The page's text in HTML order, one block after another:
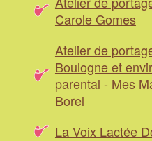
Carole Gomes
Atelier de
Boulogne et
parental - Mes
Borel
La Voix Lactée